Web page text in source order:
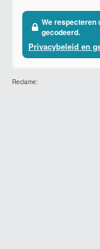
We respecteren
gecodeerd.
Privacybeleid en
Reclame: